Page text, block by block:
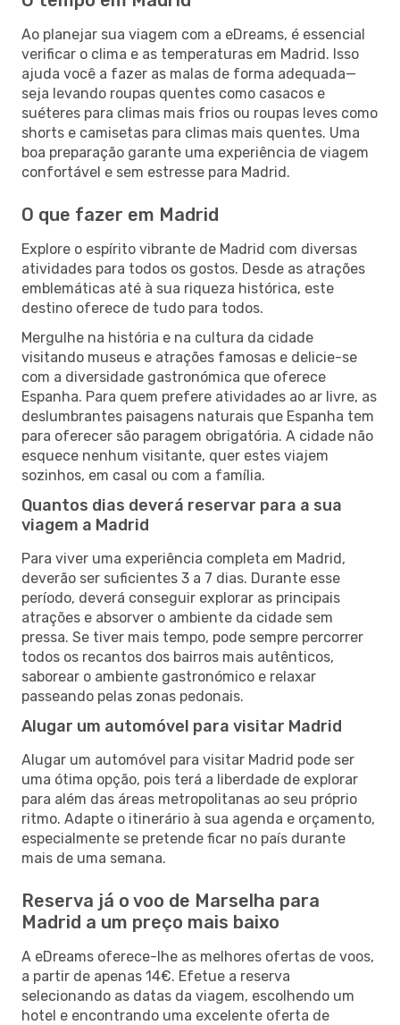
Ao planejar sua viagem com a eDreams, é essencial
verificar o clima e as temperaturas em Madrid. Isso
ajuda você a fazer as malas de forma adequada—
seja levando roupas quentes como casacos e
suéteres para climas mais frios ou roupas leves como
shorts e camisetas para climas mais quentes. Uma
boa preparação garante uma experiência de viagem
confortável e sem estresse para Madrid.
O que fazer em Madrid
Explore o espírito vibrante de Madrid com diversas
atividades para todos os gostos. Desde as atrações
emblemáticas até à sua riqueza histórica, este
destino oferece de tudo para todos.
Mergulhe na história e na cultura da cidade
visitando museus e atrações famosas e delicie-se
com a diversidade gastronómica que oferece
Espanha. Para quem prefere atividades ao ar livre, as
deslumbrantes paisagens naturais que Espanha tem
para oferecer são paragem obrigatória. A cidade não
esquece nenhum visitante, quer estes viajem
sozinhos, em casal ou com a família.
Quantos dias deverá reservar para a sua
viagem a Madrid
Para viver uma experiência completa em Madrid,
deverão ser suficientes 3 a 7 dias. Durante esse
período, deverá conseguir explorar as principais
atrações e absorver o ambiente da cidade sem
pressa. Se tiver mais tempo, pode sempre percorrer
todos os recantos dos bairros mais autênticos,
saborear o ambiente gastronómico e relaxar
passeando pelas zonas pedonais.
Alugar um automóvel para visitar Madrid
Alugar um automóvel para visitar Madrid pode ser
uma ótima opção, pois terá a liberdade de explorar
para além das áreas metropolitanas ao seu próprio
ritmo. Adapte o itinerário à sua agenda e orçamento,
especialmente se pretende ficar no país durante
mais de uma semana.
Reserva já o voo de Marselha para
Madrid a um preço mais baixo
A eDreams oferece-lhe as melhores ofertas de voos,
a partir de apenas 14€. Efetue a reserva
selecionando as datas da viagem, escolhendo um
hotel e encontrando uma excelente oferta de